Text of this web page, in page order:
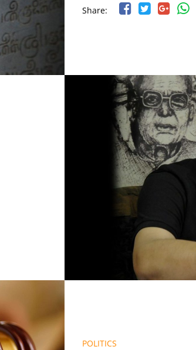
Share:
POLITICS